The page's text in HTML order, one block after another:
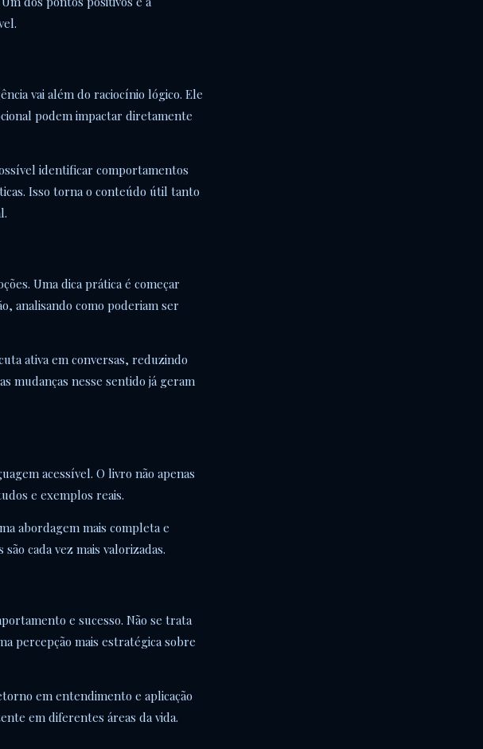
vai além do raciocínio lógico. Ele
podem impactar diretamente
identificar comportamentos
Isso torna o conteúdo útil tanto
Uma dica prática é começar
analisando como poderiam ser
ativa em conversas, reduzindo
mudanças nesse sentido já geram
acessível. O livro não apenas
e exemplos reais.
abordagem mais completa e
cada vez mais valorizadas.
e sucesso. Não se trata
percepção mais estratégica sobre
em entendimento e aplicação
em diferentes áreas da vida.